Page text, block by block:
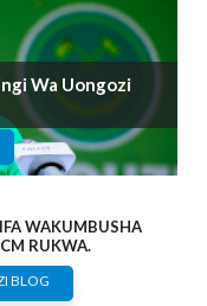
Wa Uongozi
WAKUMBUSHA
RUKWA.
BLOG